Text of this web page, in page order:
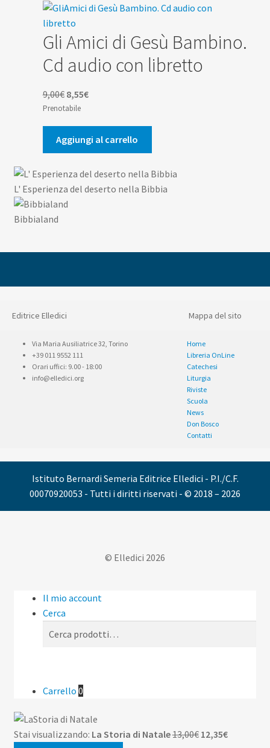
Gli Amici di Gesù Bambino.
Cd audio con libretto
9,00€ Il
prezzo
originale
era:
9,00€.
8,55€Il
attuale
è:
8,55€.
Prenotabile
Aggiungi al carrello
L' Esperienza del deserto nella Bibbia
Bibbialand
Editrice Elledici Mappa del sito
Via Maria Ausiliatrice 32, Torino
+39 011 9552 111
Orari uffici: 9.00 - 18:00
info@elledici.org
Home
Libreria OnLine
Catechesi
Liturgia
Riviste
Scuola
News
Don Bosco
Contatti
Istituto Bernardi Semeria Editrice Elledici - P.I./C.F.
00070920053 - Tutti i diritti riservati - © 2018 – 2026
© Elledici 2026
Il mio account
Cerca
Carrello 0
Stai visualizzando: La Storia di Natale13,00€ Il
12,35€Il